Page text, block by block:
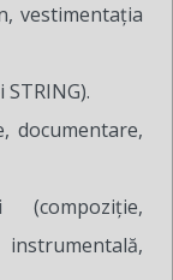
vestimentaţia
STRING).
documentare,